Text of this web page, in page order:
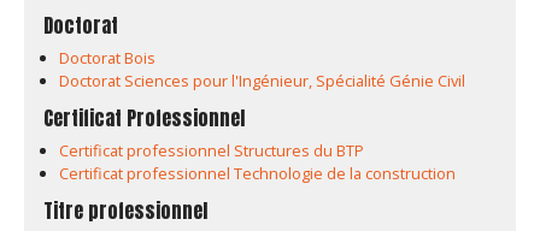
Doctorat
Doctorat Bois
Doctorat Sciences pour l'Ingénieur, Spécialité Génie Civil
Certificat Professionnel
Certificat professionnel Structures du BTP
Certificat professionnel Technologie de la construction
Titre professionnel